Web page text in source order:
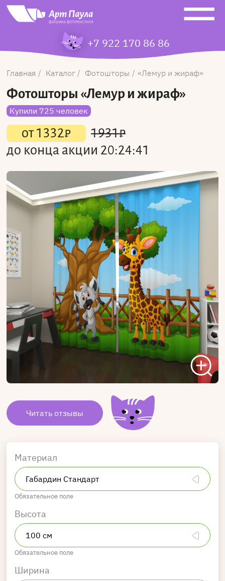
+7 922 170 86 86
Главная Каталог Фотошторы Лемур и жираф
Фотошторы «Лемур и жираф»
Купили 725 человек
от1332₽ 1931₽
до конца акции 20:24:41
Читать отзывы
Материал
Обязательное поле
Высота
Обязательное поле
Ширина